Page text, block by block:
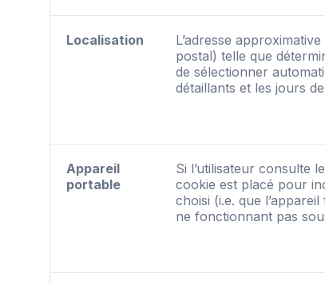
Localisation
L’adresse
postal) telle que
de sélectionner
détaillants et les jours
Appareil
portable
Si l’utilisateur consulte
cookie est placé pour
choisi (i.e. que
ne fonctionnant pas